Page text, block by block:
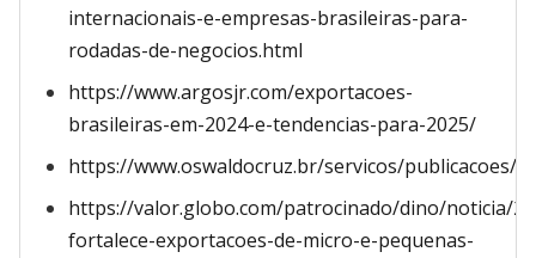
internacionais-e-empresas-brasileiras-para-
rodadas-de-negocios.html
https://www.argosjr.com/exportacoes-
brasileiras-em-2024-e-tendencias-para-2025/
https://www.oswaldocruz.br/servicos/publicacoes/
https://valor.globo.com/patrocinado/dino/noticia/
fortalece-exportacoes-de-micro-e-pequenas-